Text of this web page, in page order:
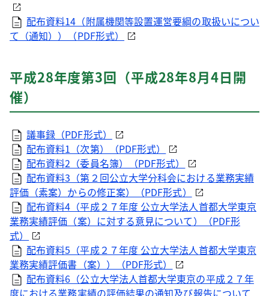
配布資料14（附属機関等設置運営要綱の取扱いについ
て（通知））（PDF形式）
平成28年度第3回（平成28年8月4日開
催）
議事録（PDF形式）
配布資料1（次第）（PDF形式）
配布資料2（委員名簿）（PDF形式）
配布資料3（第２回公立大学分科会における業務実績
評価（素案）からの修正案）（PDF形式）
配布資料4（平成２７年度 公立大学法人首都大学東京
業務実績評価（案）に対する意見について）（PDF形
式）
配布資料5（平成２７年度 公立大学法人首都大学東京
業務実績評価書（案））（PDF形式）
配布資料6（公立大学法人首都大学東京の平成２７年
度における業務実績の評価結果の通知及び報告について